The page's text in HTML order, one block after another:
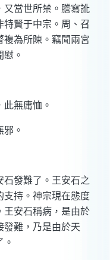
又當世所禁。謄寫訛
賢于中宗。周、召
複為所陳。竊聞兩宮
。
無庸恤。
。
發難了。王安石之
支持。神宗現在態度
王安石稱病，是由於
發難，乃是由於天